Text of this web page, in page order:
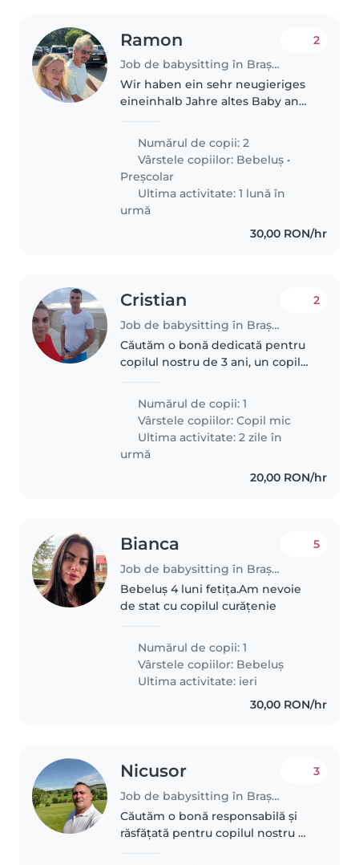
Ramon
Job de babysitting în Brașov
2
Wir haben ein sehr neugieriges
eineinhalb Jahre altes Baby and
Numărul de copii: 2
Vârstele copiilor: Bebeluș •
Preșcolar
Ultima activitate: 1 lună în
urmă
30,00 RON/hr
Cristian
Job de babysitting în Brașov
2
Căutăm o bonă dedicată pentru
copilul nostru de 3 ani, un copil
ar plăcea foarte mult dacă ar
putea face cat mai multe
activitati Ne-ar face plăcere..
Numărul de copii: 1
Vârstele copiilor:Copil mic
Ultima activitate: 2 zile în
urmă
20,00 RON/hr
Bianca
Job de babysitting în Brașov
5
Bebeluș 4 luni fetița.Am nevoie
de stat cu copilul curățenie
Numărul de copii: 1
Vârstele copiilor: Bebeluș
Ultima activitate: ieri
30,00 RON/hr
Nicusor
Job de babysitting în Brașov
3
Căutăm o bonă responsabilă și
răsfățată pentru copilul nostru de